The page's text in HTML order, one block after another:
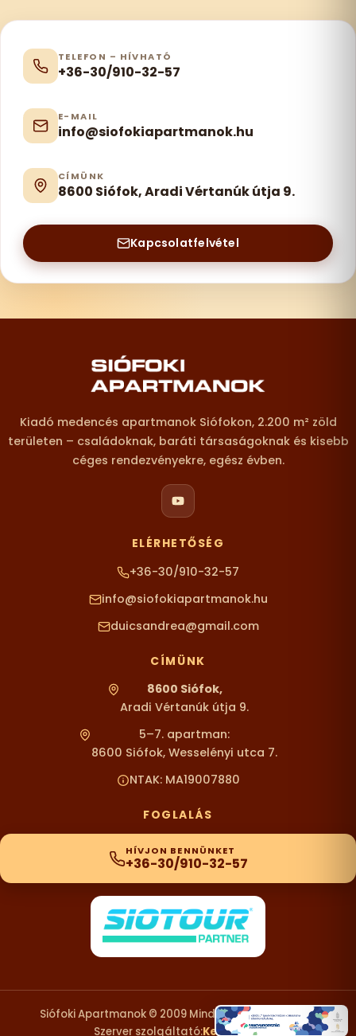
TELEFON – HÍVHATÓ
+36-30/910-32-57
E-MAIL
info@siofokiapartmanok.hu
CÍMÜNK
8600 Siófok, Aradi Vértanúk útja 9.
Kapcsolatfelvétel
Lábléc – elérhetőségek
Kiadó medencés apartmanok Siófokon, 2.200 m² zöld
területen – családoknak, baráti társaságoknak és kisebb
céges rendezvényekre, egész évben.
ELÉRHETŐSÉG
+36-30/910-32-57
info@siofokiapartmanok.hu
duicsandrea@gmail.com
CÍMÜNK
8600 Siófok,
Aradi Vértanúk útja 9.
5–7. apartman:
8600 Siófok, Wesselényi utca 7.
NTAK: MA19007880
FOGLALÁS
HÍVJON BENNÜNKET
+36-30/910-32-57
Siófoki Apartmanok © 2009 Minden Jog Fenntartva.
Szerver szolgáltató:KexDesign